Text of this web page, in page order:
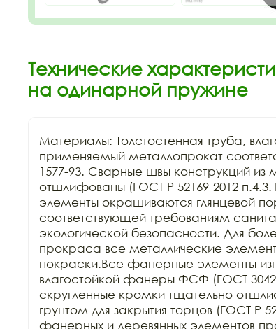
Технические
на одинарной пружине
Материалы: Толстостенная труба,
применяемый металлопрокат
1577-93. Сварные швы конструкций
отшлифованы (ГОСТ Р 52169-2012
элементы окрашиваются глянцевой
соответствующей требованиям
экологической безопасности. Для
прокраса все металлические
покраски.Все фанерные элементы
влагостойкой фанеры ФСФ (ГОСТ
скругленные кромки тщательно
грунтом для закрытия торцов (ГОСТ Р
фанерных и деревянных элементов